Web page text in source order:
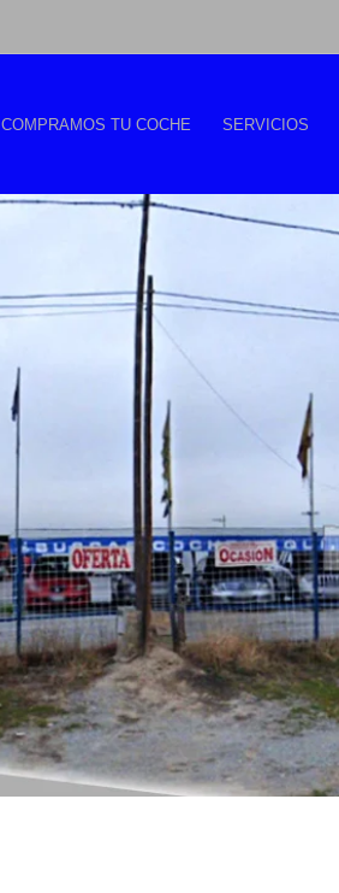
COMPRAMOS TU COCHE SERVICIOS